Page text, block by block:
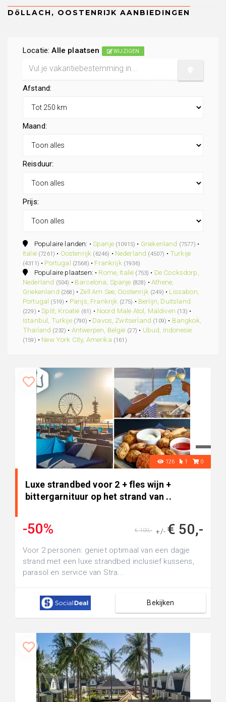
Locatie:Alle plaatsen WIJZIGEN
Afstand:
Maand:
Reisduur:
Prijs:
Populaire landen: •Spanje (10915) • Griekenland (7577) •
Italië (7261) • Oostenrijk (6246) • Nederland (4507) • Turkije
(4311) • Portugal (2568) • Frankrijk (1936)
Populaire plaatsen: • Rome, Italië (753) • De Cocksdorp,
Nederland (504) • Barcelona, Spanje (828) •Athene,
Griekenland (268) • Zell Am See, Oostenrijk (249) • Lissabon,
Portugal (519) • Parijs, Frankrijk (275) • Berlijn, Duitsland
(229) •Split, Kroatië (61) • Noord Male Atol, Maldiven (13) •
Istanbul, Turkije (790) • Davos, Zwitserland (109) • Bangkok,
Thailand (232) • Antwerpen, België (27) • Ubud, Indonesie
(159) • New York City, Amerika (161)
126 1 0
Luxe strandbed voor 2 + fles wijn +
bittergarnituur op het strand van ..
-50% +/- € 50,-
€ 100,-
Voor 2 personen: geniet optimaal van een dagje
strand met een luxe strandbed inclusief kussens,
parasol en service van Stra...
Bekijken